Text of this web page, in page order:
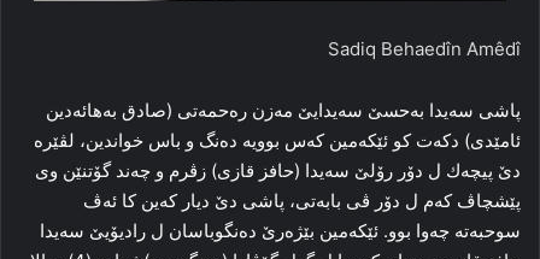
Sadiq Behaedîn Amêdî
پاشى سه‌يدا به‌حسێ سه‌يدايێ مه‌زن ره‌حمه‌تى (صادق به‌هائه‌دين
ئامێدى) دكه‌ت كو ئێكه‌مين كه‌س بوويه‌ ده‌نگ و باس خواندين، لڤێره‌
دێ پيچه‌ك ل دۆر رۆلێ سه‌يدا (حافز قازى) زڤرم و چه‌ند گۆتنێن وى
پێشچاڤ كه‌م ل دۆر ڤى بابه‌تى، پاشى دێ ديار كه‌ين كا ئه‌ڤ
سوحبه‌ته‌ چه‌وا بوو. ئێكه‌مين بێژه‌رێ ده‌نگوباسان ل راديۆيێ سه‌يدا